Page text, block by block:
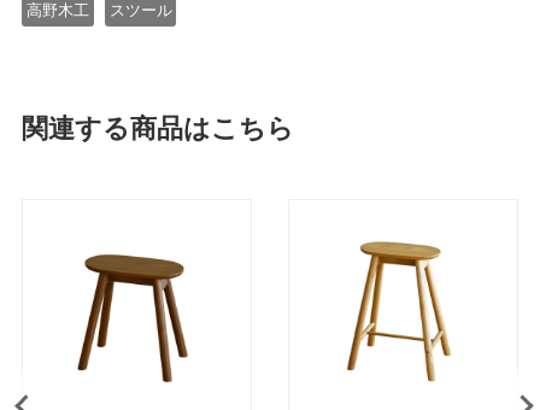
高野木工 スツール
関連する商品はこちら